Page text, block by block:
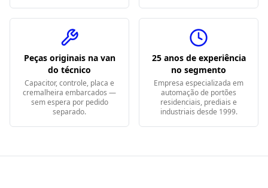
Peças originais na van
do técnico
Capacitor, controle, placa e
cremalheira embarcados —
sem espera por pedido
separado.
25 anos de experiência
no segmento
Empresa especializada em
automação de portões
residenciais, prediais e
industriais desde 1999.